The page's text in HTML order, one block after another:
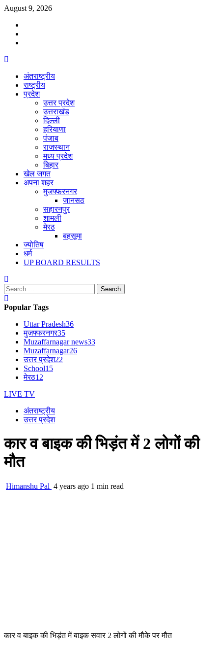
Skip
content
August 9, 2026
अंतराष्ट्रीय
राष्ट्रीय
प्रदेश
उत्तर प्रदेश
उत्तराखंड
दिल्ली
हरियाणा
पंजाब
राजस्थान
मध्य प्रदेश
बिहार
खेल जगत
अपना शहर
मुजफ्फरनगर
जानसठ
सहारनपुर
शामली
मेरठ
बहसूमा
ज्योतिष
धर्म
UP BOARD RESULTS
Search
for:
Popular Tags
Uttar Pradesh36
मुजफ्फरनगर35
Muzaffarnagar news33
Muzaffarnagar26
उत्तर प्रदेश22
School15
मेरठ12
LIVE TV
अंतराष्ट्रीय
उत्तर प्रदेश
कार व बाइक की भिड़ंत में 2 लोगों की
मौत
Himanshu Pal 4 years ago 1 min read
कार व बाइक की भिड़ंत में बाइक सवार 2 लोगों की मौके पर मौत